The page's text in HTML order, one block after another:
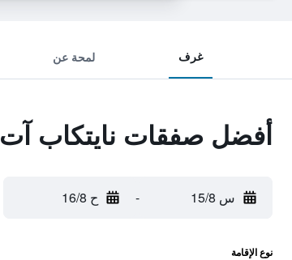
غرف لمحة عن
أفضل صفقات نايتكاب
س 15/8 - ح 16/8
نوع الإقامة